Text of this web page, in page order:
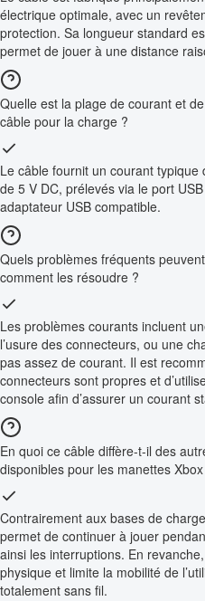
électrique optimale, avec un
protection. Sa longueur standard
permet de jouer à une distance
Quelle est la plage de courant et
câble pour la charge ?
Le câble fournit un courant
de 5 V DC, prélevés via le port
adaptateur USB compatible.
Quels problèmes fréquents
comment les résoudre ?
Les problèmes courants incluent
l’usure des connecteurs, ou une
pas assez de courant. Il est
connecteurs sont propres et
console afin d’assurer un courant
En quoi ce câble diffère-t-il des
disponibles pour les manettes
Contrairement aux bases de
permet de continuer à jouer
ainsi les interruptions. En
physique et limite la mobilité de
totalement sans fil.